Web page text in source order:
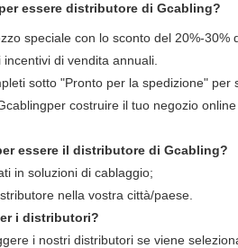
essere distributore di Gcabling?
speciale con lo sconto del 20%-
di vendita annuali.
sotto "Pronto per la spedizione"
costruire il tuo negozio
essere il distributore di Gcabling?
in soluzioni di cablaggio;
nella vostra città/paese.
i distributori?
i nostri distributori se viene